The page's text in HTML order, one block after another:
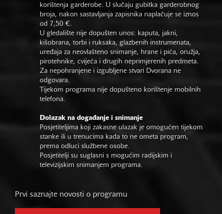
korištenja garderobe. U slučaju gubitka garderobnog
broja, nakon sastavljanja zapisnika naplaćuje se iznos
od 7,50 €.
U gledalište nije dopušten unos: kaputa, jakni,
kišobrana, torbi i ruksaka, glazbenih instrumenata,
uređaja za neovlašteno snimanje, hrane i pića, oružja,
pirotehnike, cvijeća i drugih neprimjerenih predmeta.
Za nepohranjene i izgubljene stvari Dvorana ne
odgovara.
Tijekom programa nije dopušteno korištenje mobilnih
telefona.
Dolazak na događanje i snimanje
Posjetiteljima koji zakasne ulazak je omogućen tijekom
stanke ili u trenucima kada to ne ometa program,
prema odluci službene osobe.
Posjetitelji su suglasni s mogućim radijskim i
televizijskim snimanjem programa.
Prvi saznajte novosti o programu